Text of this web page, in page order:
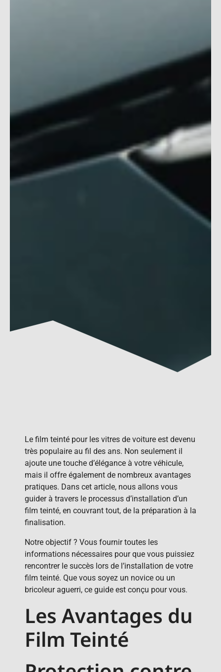
Le film teinté pour les vitres de voiture est devenu
très populaire au fil des ans. Non seulement il
ajoute une touche d’élégance à votre véhicule,
mais il offre également de nombreux avantages
pratiques. Dans cet article, nous allons vous
guider à travers le processus d’installation d’un
film teinté, en couvrant tout, de la préparation à la
finalisation.
Notre objectif ? Vous fournir toutes les
informations nécessaires pour que vous puissiez
rencontrer le succès lors de l’installation de votre
film teinté. Que vous soyez un novice ou un
bricoleur aguerri, ce guide est conçu pour vous.
Les Avantages du
Film Teinté